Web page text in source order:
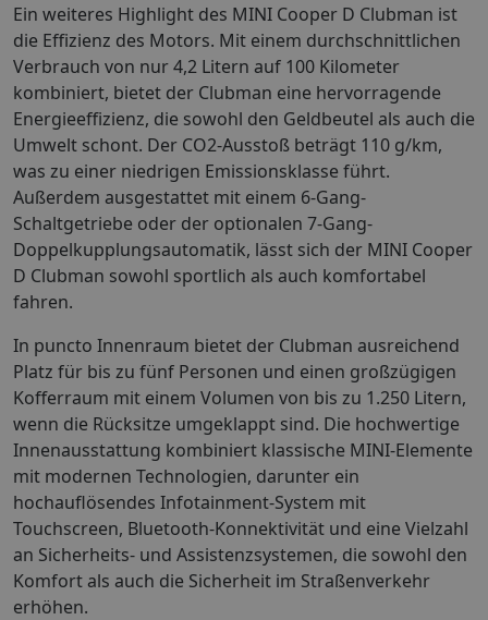
Ein weiteres Highlight des MINI Cooper D Clubman ist
die Effizienz des Motors. Mit einem durchschnittlichen
Verbrauch von nur 4,2 Litern auf 100 Kilometer
kombiniert, bietet der Clubman eine hervorragende
Energieeffizienz, die sowohl den Geldbeutel als auch die
Umwelt schont. Der CO2-Ausstoß beträgt 110 g/km,
was zu einer niedrigen Emissionsklasse führt.
Außerdem ausgestattet mit einem 6-Gang-
Schaltgetriebe oder der optionalen 7-Gang-
Doppelkupplungsautomatik, lässt sich der MINI Cooper
D Clubman sowohl sportlich als auch komfortabel
fahren.
In puncto Innenraum bietet der Clubman ausreichend
Platz für bis zu fünf Personen und einen großzügigen
Kofferraum mit einem Volumen von bis zu 1.250 Litern,
wenn die Rücksitze umgeklappt sind. Die hochwertige
Innenausstattung kombiniert klassische MINI-Elemente
mit modernen Technologien, darunter ein
hochauflösendes Infotainment-System mit
Touchscreen, Bluetooth-Konnektivität und eine Vielzahl
an Sicherheits- und Assistenzsystemen, die sowohl den
Komfort als auch die Sicherheit im Straßenverkehr
erhöhen.